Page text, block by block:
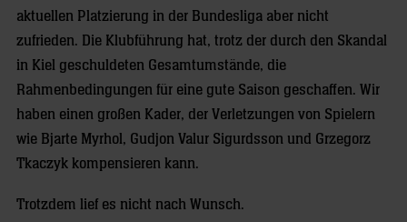
aktuellen Platzierung in der Bundesliga aber nicht
zufrieden. Die Klubführung hat, trotz der durch den Skandal
in Kiel geschuldeten Gesamtumstände, die
Rahmenbedingungen für eine gute Saison geschaffen. Wir
haben einen großen Kader, der Verletzungen von Spielern
wie Bjarte Myrhol, Gudjon Valur Sigurdsson und Grzegorz
Tkaczyk kompensieren kann.
Trotzdem lief es nicht nach Wunsch.